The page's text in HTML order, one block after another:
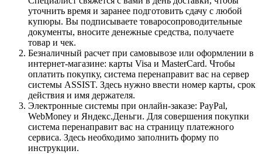
уточнить время и заранее подготовить сдачу с любой
купюры. Вы подписываете товаросопроводительные
документы, вносите денежные средства, получаете
товар и чек.
Безналичный расчет при самовывозе или оформлении в
интернет-магазине: карты Visa и MasterCard. Чтобы
оплатить покупку, система перенаправит вас на сервер
системы ASSIST. Здесь нужно ввести номер карты, срок
действия и имя держателя.
Электронные системы при онлайн-заказе: PayPal,
WebMoney и Яндекс.Деньги. Для совершения покупки
система перенаправит вас на страницу платежного
сервиса. Здесь необходимо заполнить форму по
инструкции.